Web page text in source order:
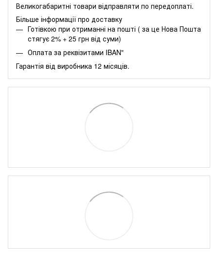
Великогабаритні товари відправляти по передоплаті.
Більше інформації про доставку
Готівкою при отриманні на пошті ( за це Нова Пошта
стягує 2% + 25 грн від суми)
Оплата за реквізитами IBAN"
Гарантія від виробника 12 місяців.